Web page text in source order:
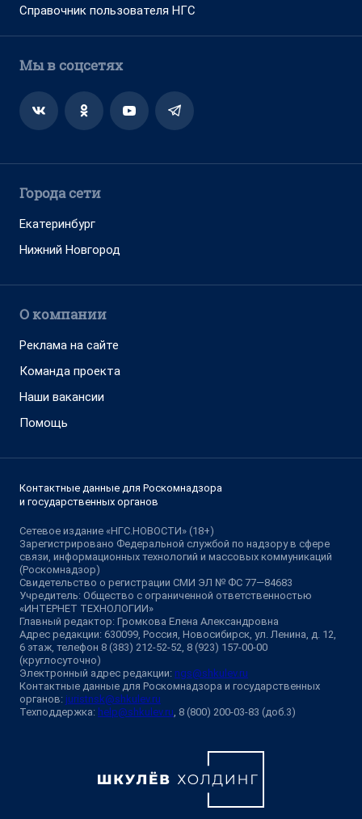
Справочник пользователя НГС
Мы в соцсетях
Города сети
Екатеринбург
Нижний Новгород
О компании
Реклама на сайте
Команда проекта
Наши вакансии
Помощь
Контактные данные для Роскомнадзора
и государственных органов
Сетевое издание «НГС.НОВОСТИ» (18+)
Зарегистрировано Федеральной службой по надзору в сфере
связи, информационных технологий и массовых коммуникаций
(Роскомнадзор)
Свидетельство о регистрации СМИ ЭЛ № ФС 77—84683
Учредитель: Общество с ограниченной ответственностью
«ИНТЕРНЕТ ТЕХНОЛОГИИ»
Главный редактор: Громкова Елена Александровна
Адрес редакции: 630099, Россия, Новосибирск, ул. Ленина, д. 12,
6 этаж, телефон 8 (383) 212-52-52, 8 (923) 157-00-00
(круглосуточно)
Электронный адрес редакции: ngs@shkulev.ru
Контактные данные для Роскомнадзора и государственных
органов: juristnsk@shkulev.ru
Техподдержка: help@shkulev.ru, 8 (800) 200-03-83 (доб.3)